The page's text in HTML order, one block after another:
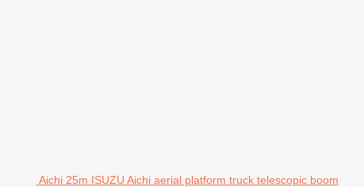
Aichi 25m ISUZU Aichi aerial platform truck telescopic boom